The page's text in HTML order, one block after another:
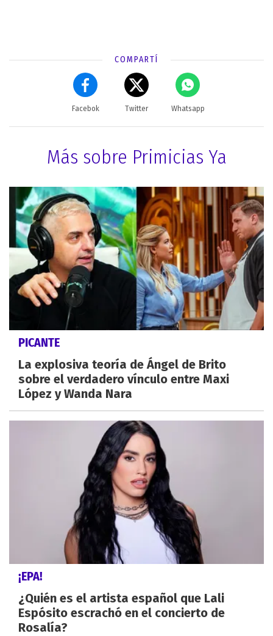
COMPARTÍ
Facebok Twitter Whatsapp
Más sobre Primicias Ya
PICANTE
La explosiva teoría de Ángel de Brito
sobre el verdadero vínculo entre Maxi
López y Wanda Nara
¡EPA!
¿Quién es el artista español que Lali
Espósito escrachó en el concierto de
Rosalía?